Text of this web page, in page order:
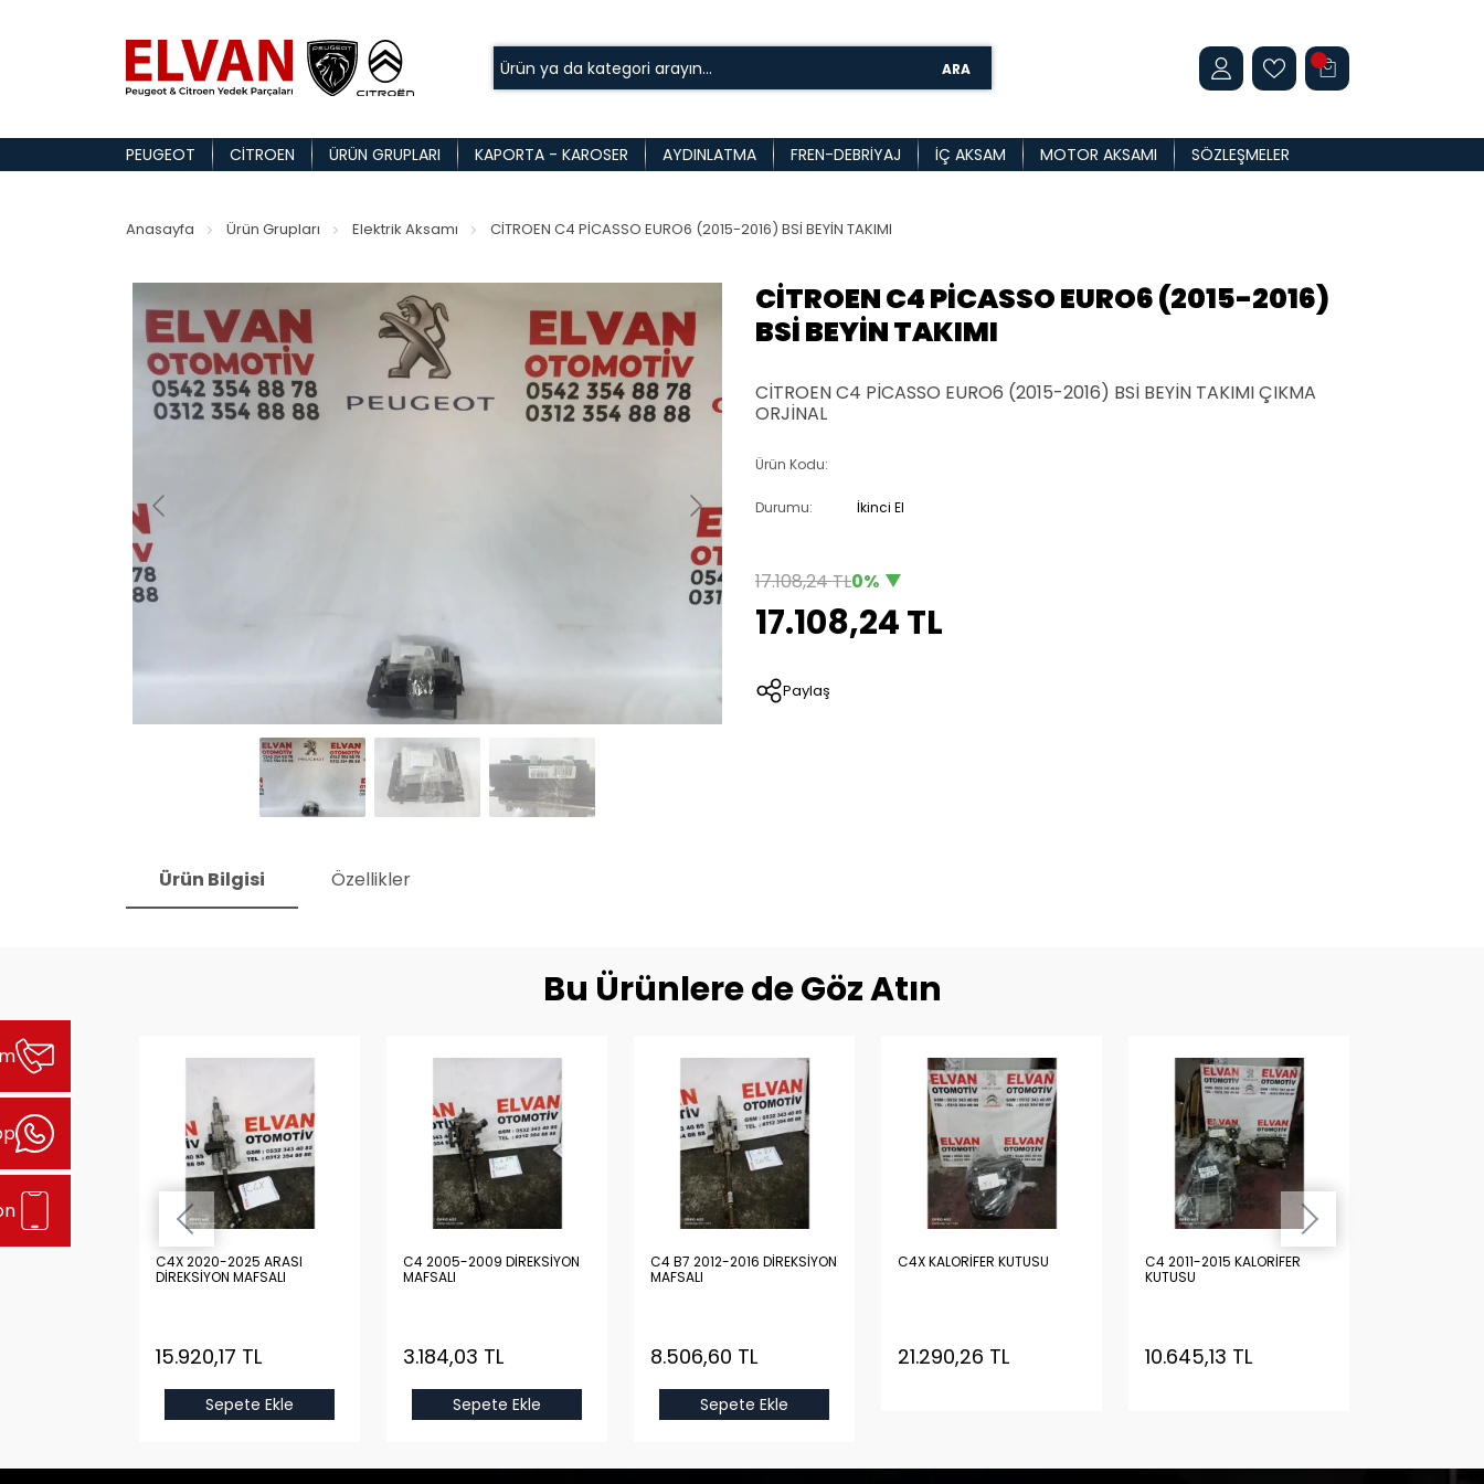
ARA
PEUGEOT CITROEN ÜRÜN GRUPLARI KAPORTA - KAROSER AYDINLATMA FREN-DEBRIYAJ İÇ AKSAM MOTOR AKSAMI SÖZLEŞMELER
Anasayfa Ürün Grupları Elektrik Aksamı CİTROEN C4 PİCASSO EURO6 (2015-2016) BSİ BEYİN TAKIMI
CİTROEN C4 PİCASSO EURO6 (2015-2016)
BSİ BEYİN TAKIMI
CİTROEN C4 PİCASSO EURO6 (2015-2016) BSİ BEYİN TAKIMI ÇIKMA
ORJİNAL
Ürün Kodu:
Durumu: İkinci El
17.108,24 TL0%
17.108,24 TL
Paylaş
Ürün Bilgisi Özellikler
Bu Ürünlere de Göz Atın
C4X 2020-2025 ARASI
DİREKSİYON MAFSALI
15.920,17 TL
Sepete Ekle
C4 2005-2009 DİREKSİYON
MAFSALI
3.184,03 TL
Sepete Ekle
C4 B7 2012-2016 DİREKSİYON
MAFSALI
8.506,60 TL
Sepete Ekle
C4X KALORİFER KUTUSU
21.290,26 TL
C4 2011-2015 KALORİFER
KUTUSU
10.645,13 TL